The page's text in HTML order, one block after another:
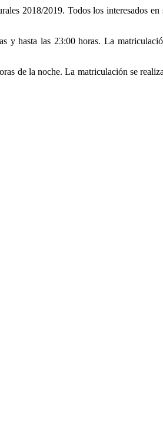
2018/2019. Todos los interesados
y hasta las 23:00 horas. La
de la noche. La matriculación se